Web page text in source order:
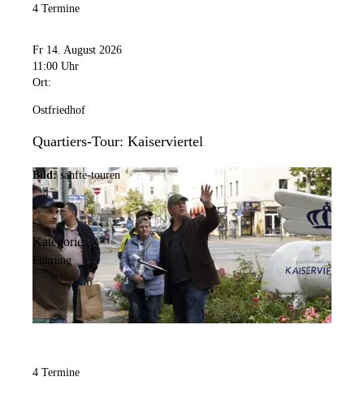
4 Termine
Fr 14. August 2026
11:00 Uhr
Ort:
Ostfriedhof
Quartiers-Tour: Kaiserviertel
Bild: sanfte-touren
Kategorie:
Führung
4 Termine